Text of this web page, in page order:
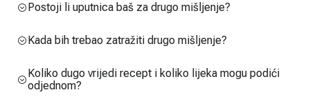
Postoji li uputnica baš za drugo mišljenje?
Kada bih trebao zatražiti drugo mišljenje?
Koliko dugo vrijedi recept i koliko lijeka mogu podići
odjednom?